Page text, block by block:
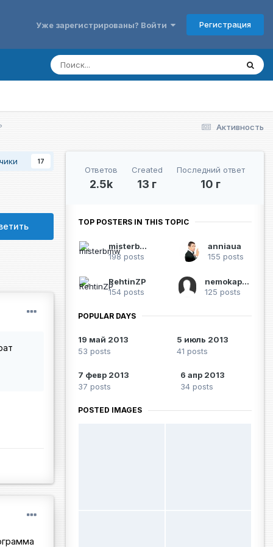
Уже зарегистрированы? Войти Регистрация
Активность
17
Ответов
2.5k
Created
13 г
Последний ответ
10 г
TOP POSTERS IN THIS TOPIC
misterbmw
198 posts
anniaua
155 posts
RehtinZP
154 posts
nemokapitan
125 posts
POPULAR DAYS
19 май 2013
53 posts
5 июль 2013
41 posts
7 февр 2013
37 posts
6 апр 2013
34 posts
POSTED IMAGES